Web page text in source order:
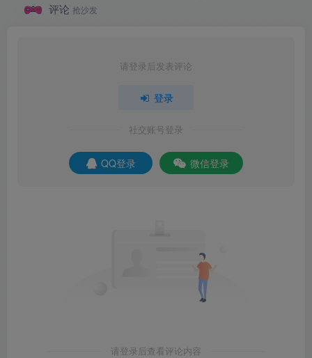
评论 抢沙发
请登录后发表评论
登录
社交账号登录
QQ登录 微信登录
请登录后查看评论内容